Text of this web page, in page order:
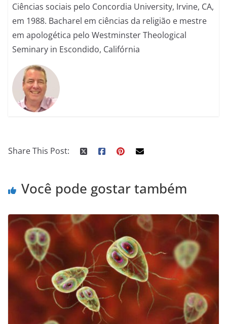
Ciências sociais pelo Concordia University, Irvine, CA,
em 1988. Bacharel em ciências da religião e mestre
em apologética pelo Westminster Theological
Seminary in Escondido, Califórnia
Share This Post:
Você pode gostar também